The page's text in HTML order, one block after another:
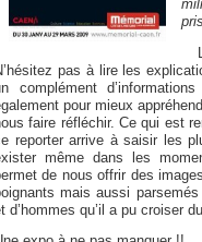
pas à lire les
complément
pour mieux
faire réfléchir. Ce qui est
reporter arrive à saisir les
même dans les
de nous offrir des
mais aussi
d’hommes qu’il a pu croiser